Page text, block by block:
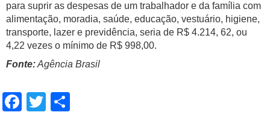
para suprir as despesas de um trabalhador e da família com
alimentação, moradia, saúde, educação, vestuário, higiene,
transporte, lazer e previdência, seria de R$ 4.214, 62, ou
4,22 vezes o mínimo de R$ 998,00.
Fonte:Agência Brasil
Facebook
Twitter